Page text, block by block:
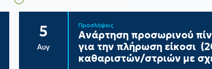
5
Αυγ
Προσλήψεις
Ανάρτηση προσωρινού
για την πλήρωση είκοσι
καθαριστών/στριών με